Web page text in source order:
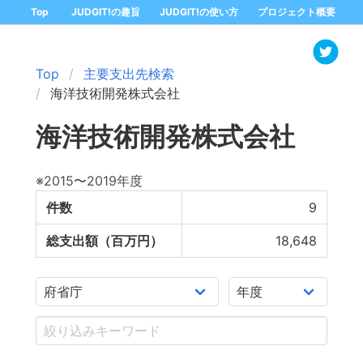
Top JUDGIT!の趣旨 JUDGIT!の使い方 プロジェクト概要
Top
主要支出先検索
海洋技術開発株式会社
海洋技術開発株式会社
※2015〜2019年度
件数
9
総支出額（百万円） 18,648